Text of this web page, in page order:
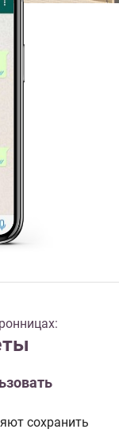
сохранить